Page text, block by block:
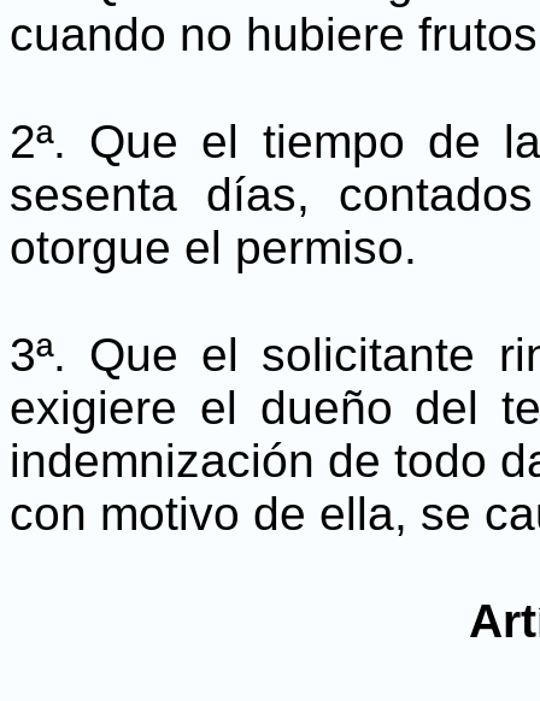
cuando no hubiere
2ª. Que el tiempo de
sesenta días,
otorgue el permiso.
3ª. Que el solicitante
exigiere el dueño del
indemnización de todo
con motivo de ella, se